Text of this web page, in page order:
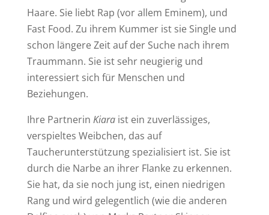
Haare. Sie liebt Rap (vor allem Eminem), und
Fast Food. Zu ihrem Kummer ist sie Single und
schon längere Zeit auf der Suche nach ihrem
Traummann. Sie ist sehr neugierig und
interessiert sich für Menschen und
Beziehungen.
Ihre Partnerin Kiara ist ein zuverlässiges,
verspieltes Weibchen, das auf
Taucherunterstützung spezialisiert ist. Sie ist
durch die Narbe an ihrer Flanke zu erkennen.
Sie hat, da sie noch jung ist, einen niedrigen
Rang und wird gelegentlich (wie die anderen